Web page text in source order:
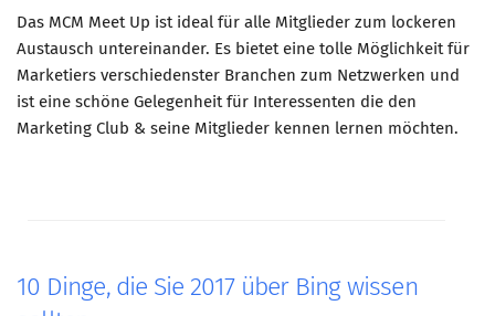
Newsletter
Clubmagazin
MCM Club TV
MITGLIEDSCHAFT
KONTAKT
Das MCM Meet Up ist ideal für alle Mitglieder zum lockeren
Austausch untereinander. Es bietet eine tolle Möglichkeit für
Marketiers verschiedenster Branchen zum Netzwerken und
ist eine schöne Gelegenheit für Interessenten die den
Marketing Club & seine Mitglieder kennen lernen möchten.
10 Dinge, die Sie 2017 über Bing wissen